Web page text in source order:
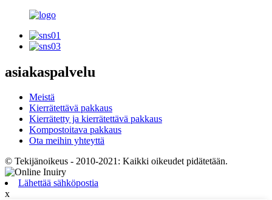
asiakaspalvelu
Meistä
Kierrätettävä pakkaus
Kierrätetty ja kierrätettävä pakkaus
Kompostoitava pakkaus
Ota meihin yhteyttä
© Tekijänoikeus - 2010-2021: Kaikki oikeudet pidätetään.
Lähettää sähköpostia
x